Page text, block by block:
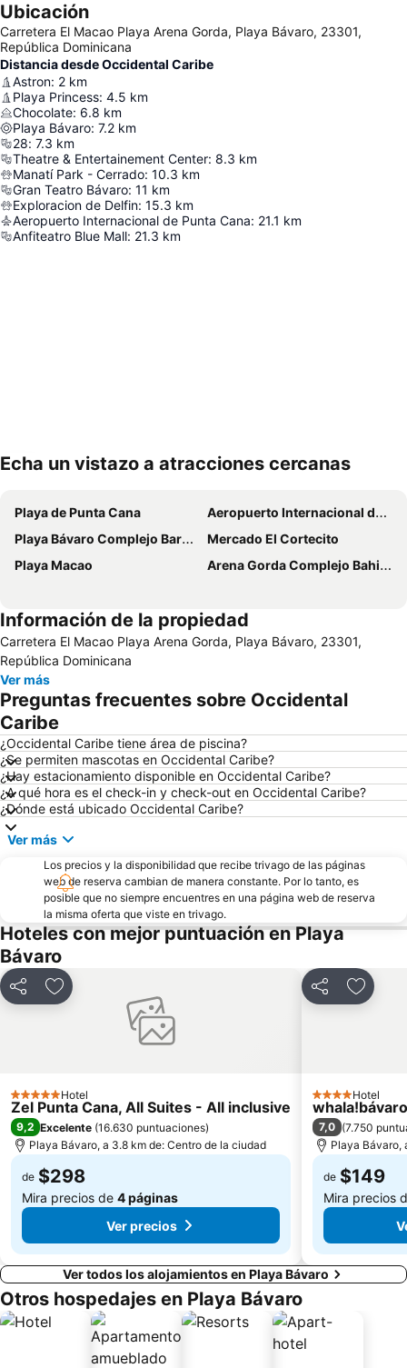
Ubicación
Carretera El Macao Playa Arena Gorda, Playa Bávaro, 23301,
República Dominicana
Distancia desde Occidental Caribe
Astron: 2 km
Playa Princess: 4.5 km
Chocolate: 6.8 km
Playa Bávaro: 7.2 km
28: 7.3 km
Theatre & Entertainement Center: 8.3 km
Manatí Park - Cerrado: 10.3 km
Gran Teatro Bávaro: 11 km
Exploracion de Delfin: 15.3 km
Aeropuerto Internacional de Punta Cana: 21.1 km
Anfiteatro Blue Mall: 21.3 km
Echa un vistazo a atracciones cercanas
Playa de Punta Cana
Aeropuerto Internacional de Punta Cana
Playa Bávaro Complejo Barceló Bávaro
Mercado El Cortecito
Playa Macao
Arena Gorda Complejo Bahia Principe Bavaro
Información de la propiedad
Carretera El Macao Playa Arena Gorda, Playa Bávaro, 23301,
República Dominicana
Ver más
Preguntas frecuentes sobre Occidental
Caribe
¿Occidental Caribe tiene área de piscina?
¿Se permiten mascotas en Occidental Caribe?
¿Hay estacionamiento disponible en Occidental Caribe?
¿A qué hora es el check-in y check-out en Occidental Caribe?
¿Dónde está ubicado Occidental Caribe?
Ver más
Los precios y la disponibilidad que recibe trivago de las páginas
web de reserva cambian de manera constante. Por lo tanto, es
posible que no siempre encuentres en una página web de reserva
la misma oferta que viste en trivago.
Hoteles con mejor puntuación en Playa
Bávaro
CompartirAgregar a favoritos
5 EstrellasHotel
Zel Punta Cana, All Suites - All inclusive
9,2 Excelente (16.630 puntuaciones)
Playa Bávaro, a 3.8 km de: Centro de la ciudad
de $298
Mira precios de 4 páginas
Ver precios
Compartir
4 Estrellas
Hotel
whala!bávaro
7,0 (7.750
Playa Bávaro,
de $149
Mira precios
Ver todos los alojamientos en Playa Bávaro
Otros hospedajes en Playa Bávaro